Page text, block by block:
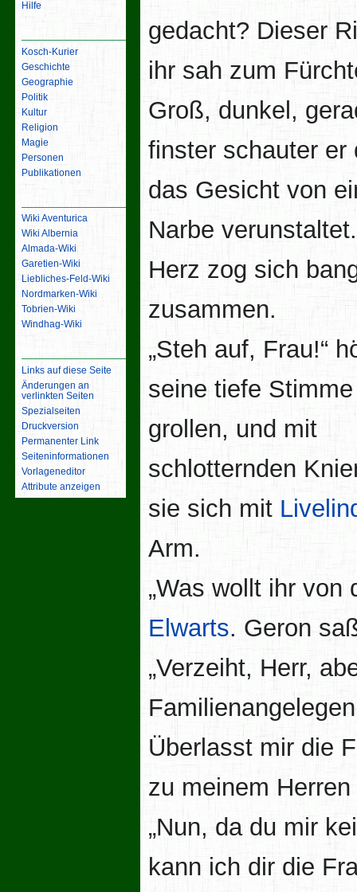
gedacht? Dieser
ihr sah zum
Groß, dunkel,
finster schauter er
das Gesicht von
Narbe
Herz zog sich
zusammen.
„Steh auf, Frau!“
seine tiefe Stimme
grollen, und mit
schlotternden
sie sich mit
Arm.
„Was wollt ihr von
Elwarts. Geron
„Verzeiht, Herr,
Überlasst mir die
zu meinem
„Nun, da du mir
kann ich dir die
Hilfe
Kosch-Kurier
Geschichte
Geographie
Politik
Kultur
Religion
Magie
Personen
Publikationen
Wiki Aventurica
Wiki Albernia
Almada-Wiki
Garetien-Wiki
Liebliches-Feld-Wiki
Nordmarken-Wiki
Tobrien-Wiki
Windhag-Wiki
Links auf diese Seite
Änderungen an
verlinkten Seiten
Spezialseiten
Druckversion
Permanenter Link
Seiten­­informationen
Vorlageneditor
Attribute anzeigen